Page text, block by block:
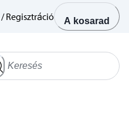
/Regisztráció A kosarad